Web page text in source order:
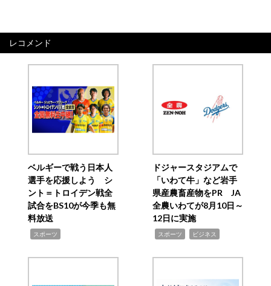
レコメンド
ベルギーで戦う日本人
選手を応援しよう シ
ント＝トロイデン戦全
試合をBS10が今季も無
料放送
スポーツ
ドジャースタジアムで
「いわて牛」など岩手
県産農畜産物をPR JA
全農いわてが8月10日～
12日に実施
スポーツ ビジネス